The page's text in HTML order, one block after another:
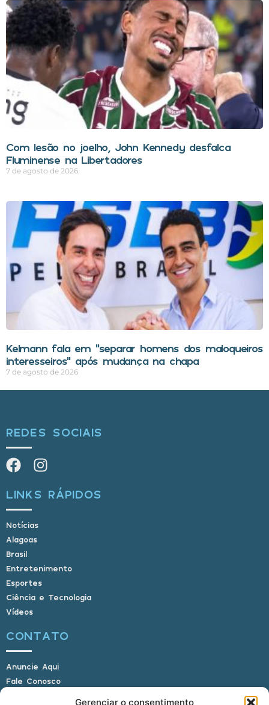
Gerenciar o consentimento
Com lesão no joelho, John Kennedy desfalca
Fluminense na Libertadores
7 de agosto de 2026
Kelmann fala em “separar homens dos maloqueiros
interesseiros” após mudança na chapa
7 de agosto de 2026
REDES SOCIAIS
LINKS RÁPIDOS
Notícias
Alagoas
Brasil
Entretenimento
Esportes
Ciência e Tecnologia
Vídeos
CONTATO
Anuncie Aqui
Fale Conosco